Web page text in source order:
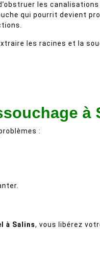
les canalisations
qui pourrit devient
les racines et la
à
:
à Salins, vous libérez